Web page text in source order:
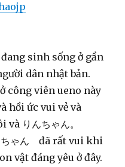
sinh sống ở gần
dân nhật bản.
công viên ueno này
hồi ức vui vẻ và
りんちゃん。
ちゃん đã rất vui khi
vật đáng yêu ở đây.